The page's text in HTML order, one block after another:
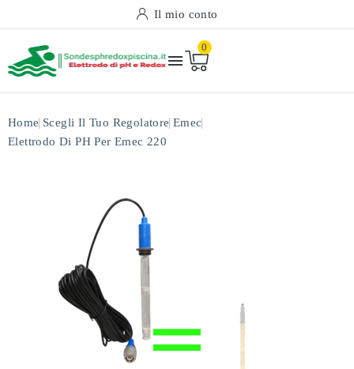
Il mio conto

0
Home Scegli Il Tuo Regolatore Emec
Elettrodo Di PH Per Emec 220